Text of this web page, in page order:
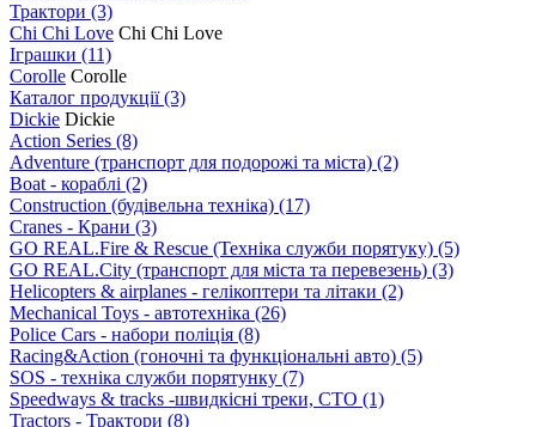
Трактори (3)
Chi Chi Love Chi Chi Love
Іграшки (11)
Corolle Corolle
Каталог продукції(3)
Dickie Dickie
Action Series (8)
Adventure (транспорт для подорожі та міста) (2)
Boat - кораблі (2)
Construction (будівельна техніка) (17)
Cranes - Крани (3)
GO REAL.Fire & Rescue (Техніка служби порятуку) (5)
GO REAL.City (транспорт для міста та перевезень) (3)
Helicopters & airplanes - гелікоптери та літаки (2)
Mechanical Toys - автотехніка (26)
Police Cars - набори поліція (8)
Racing&Action (гоночні та функціональні авто) (5)
SOS - техніка служби порятунку (7)
Speedways & tracks -швидкісні треки, СТО (1)
Tractors - Трактори (8)